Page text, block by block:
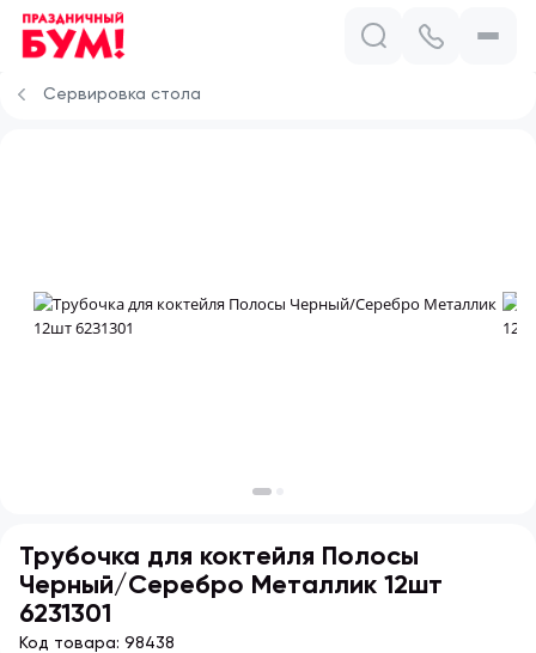
Сервировка стола
Трубочка для коктейля Полосы
Черный/Серебро Металлик 12шт
6231301
Код товара: 98438